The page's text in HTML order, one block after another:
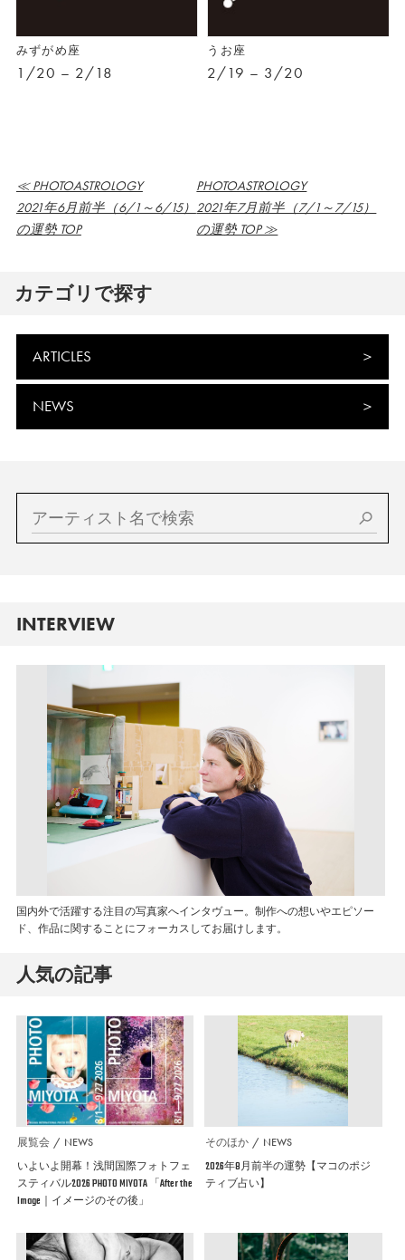
みずがめ座
1/20 – 2/18
うお座
2/19 – 3/20
≪ PHOTOASTROLOGY
2021年6月前半（6/1～6/15）
の運勢 TOP
PHOTOASTROLOGY
2021年7月前半（7/1～7/15）
の運勢 TOP ≫
カテゴリで探す
ARTICLES
NEWS
INTERVIEW
国内外で活躍する注目の写真家へインタヴュー。制作への想いやエピソー
ド、作品に関することにフォーカスしてお届けします。
人気の記事
展覧会 NEWS
いよいよ開幕！浅間国際フォトフェ
スティバル2026 PHOTO MIYOTA 「After the
Image｜イメージのその後」
そのほか NEWS
2026年8月前半の運勢【マコのポジ
ティブ占い】